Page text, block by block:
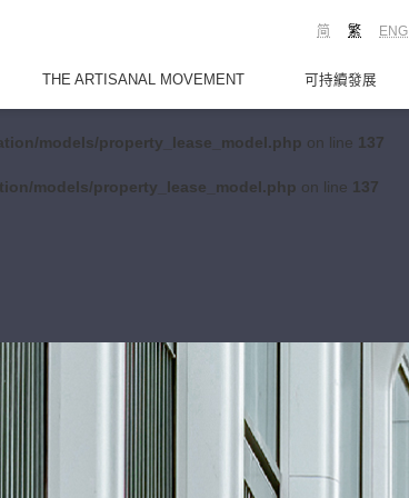
models/property_lease_model.php on line 137
models/property_lease_model.php on line 137
ENG
繁
简
THE ARTISANAL MOVEMENT 可持續發展